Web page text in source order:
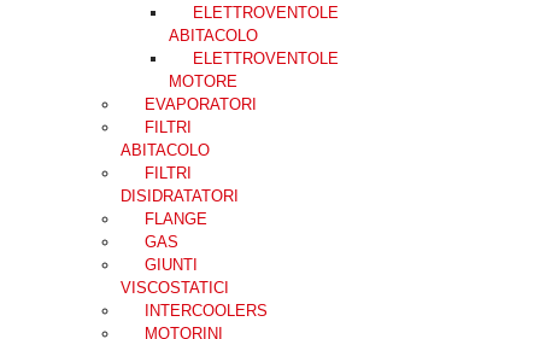
ELETTROVENTOLE
ABITACOLO
ELETTROVENTOLE
MOTORE
EVAPORATORI
FILTRI
ABITACOLO
FILTRI
DISIDRATATORI
FLANGE
GAS
GIUNTI
VISCOSTATICI
INTERCOOLERS
MOTORINI